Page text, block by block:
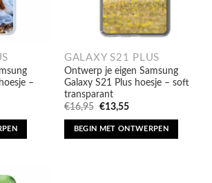
–
GALAXY S21 PLUS
Ontwerp je eigen Samsung
Galaxy S21 Plus hoesje – soft
transparant
€16,95
Oorspronkelijke
prijs
was:
€13,55
Huidige
is:
BEGIN MET ONTWERPEN